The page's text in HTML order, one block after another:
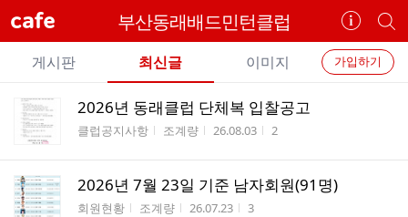
cafe 부산동래배드민턴클럽
카
페
정
보
개
별
카
페
메
뉴
가입하기
게시판 최신글 이미지
리
2026년 동래클럽 단체복 입찰공고
게시판명
클럽공지사항 작성자
조계량 작성시간
26.08.03 조회수
2
2026년 7월 23일 기준 남자회원(91명)
게시판명
회원현황 작성자
조계량 작성시간
26.07.23 조회수
3